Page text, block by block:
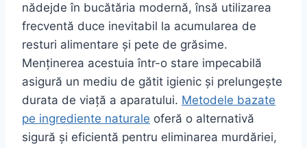
nădejde în bucătăria modernă, însă utilizarea
frecventă duce inevitabil la acumularea de
resturi alimentare și pete de grăsime.
Menținerea acestuia într-o stare impecabilă
asigură un mediu de gătit igienic și prelungește
durata de viață a aparatului. Metodele bazate
pe ingrediente naturale oferă o alternativă
sigură și eficientă pentru eliminarea murdăriei,